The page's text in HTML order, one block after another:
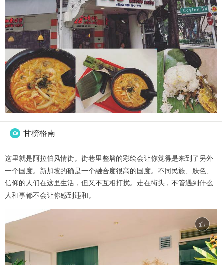
 甘榜格南
这里就是阿拉伯风情街。街巷里整墙的彩绘会让你觉得是来到了另外
一个国度。新加坡的确是一个融合度很高的国度。不同民族、肤色、
信仰的人们在这里生活，但又不互相打扰。走在街头，不管遇到什么
人和事都不会让你感到违和。